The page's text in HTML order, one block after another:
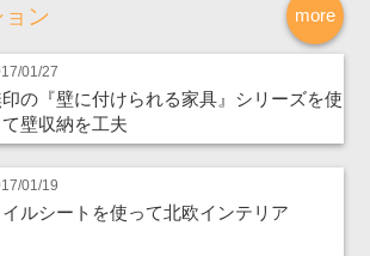
more
ン
01/27
の『壁に付けられる家具』シリーズを使
て壁収納を工夫
01/19
イルシートを使って北欧インテリア